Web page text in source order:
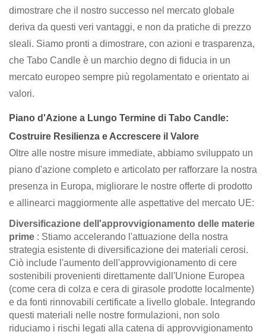
dimostrare che il nostro successo nel mercato globale
deriva da questi veri vantaggi, e non da pratiche di prezzo
sleali. Siamo pronti a dimostrare, con azioni e trasparenza,
che Tabo Candle è un marchio degno di fiducia in un
mercato europeo sempre più regolamentato e orientato ai
valori.
Piano d'Azione a Lungo Termine di Tabo Candle:
Costruire Resilienza e Accrescere il Valore
Oltre alle nostre misure immediate, abbiamo sviluppato un
piano d'azione completo e articolato per rafforzare la nostra
presenza in Europa, migliorare le nostre offerte di prodotto
e allinearci maggiormente alle aspettative del mercato UE:
Diversificazione dell'approvvigionamento delle materie
prime : Stiamo accelerando l'attuazione della nostra
strategia esistente di diversificazione dei materiali cerosi.
Ciò include l'aumento dell'approvvigionamento di cere
sostenibili provenienti direttamente dall'Unione Europea
(come cera di colza e cera di girasole prodotte localmente)
e da fonti rinnovabili certificate a livello globale. Integrando
questi materiali nelle nostre formulazioni, non solo
riduciamo i rischi legati alla catena di approvvigionamento